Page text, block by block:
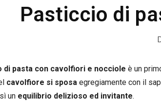
Pasticcio di
di pasta con cavolfiori e nocciole è un
cavolfiore si sposa egregiamente con il
un equilibrio delizioso ed invitante.